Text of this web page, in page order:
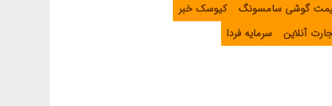
گوشی سامسونگ
کیوسک خبر
آنلاین
سرمایه فردا